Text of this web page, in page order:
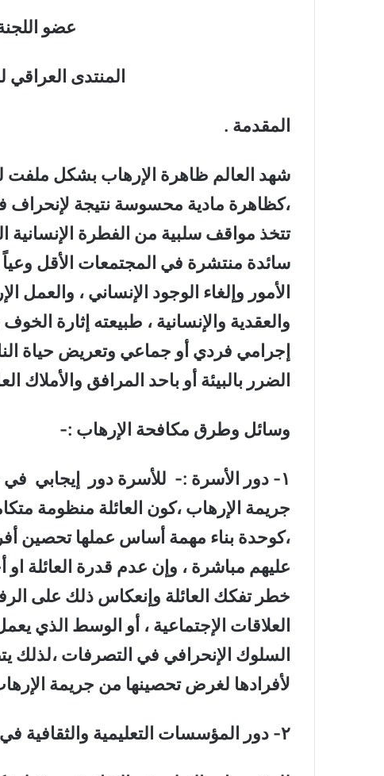
عضو اللجنة
المنتدى العراقي
المقدمة .
شهد العالم ظاهرة الإرهاب بشكل ملفت
،كظاهرة مادية محسوسة نتيجة
تتخذ مواقف سلبية من الفطرة الإنسانية
سائدة منتشرة في المجتمعات الأقل وعياً
الأمور وإلغاء الوجود الإنساني ،
والعقدية والإنسانية ، طبيعته إثارة
إجرامي فردي أو جماعي وتعريض حياة
الضرر بالبيئة أو باحد المرافق والأملاك
وسائل وطرق مكافحة الإرهاب :-
١- دور الأسرة :- للأسرة دور إيجابي في
جريمة الإرهاب ،كون العائلة منظومة
،كوحدة بناء مهمة أساس عملها تحصين
عليهم مباشرة ، وإن عدم قدرة العائلة او
خطر تفكك العائلة وإنعكاس ذلك على
العلاقات الإجتماعية ، أو الوسط الذي
السلوك الإنحرافي في التصرفات ،لذلك
لأفرادها لغرض تحصينها من جريمة
٢- دور المؤسسات التعليمية والثقافية في مكافحة الارهاب :-